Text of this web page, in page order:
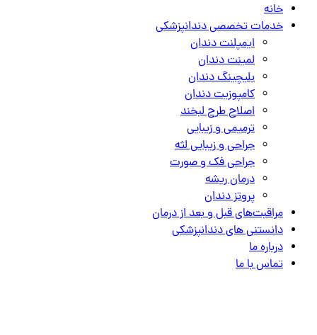
خانه
خدمات تخصصی دندانپزشکی
ایمپلنت دندان
لمینت دندان
بلیچینگ دندان
کامپوزیت دندان
اصلاح طرح لبخند
ترمیمی و زیبایی
جراحی و زیبایی لثه
جراحی فک و صورت
درمان ریشه
پروتز دندان
مراقبت‌های قبل و بعد از درمان
دانستنی های دندانپزشکی
درباره ما
تماس با ما